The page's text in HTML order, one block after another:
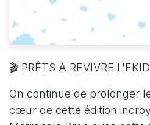
🎬 PRÊTS À REVIVRE
On continue de prolonger
cœur de cette édition